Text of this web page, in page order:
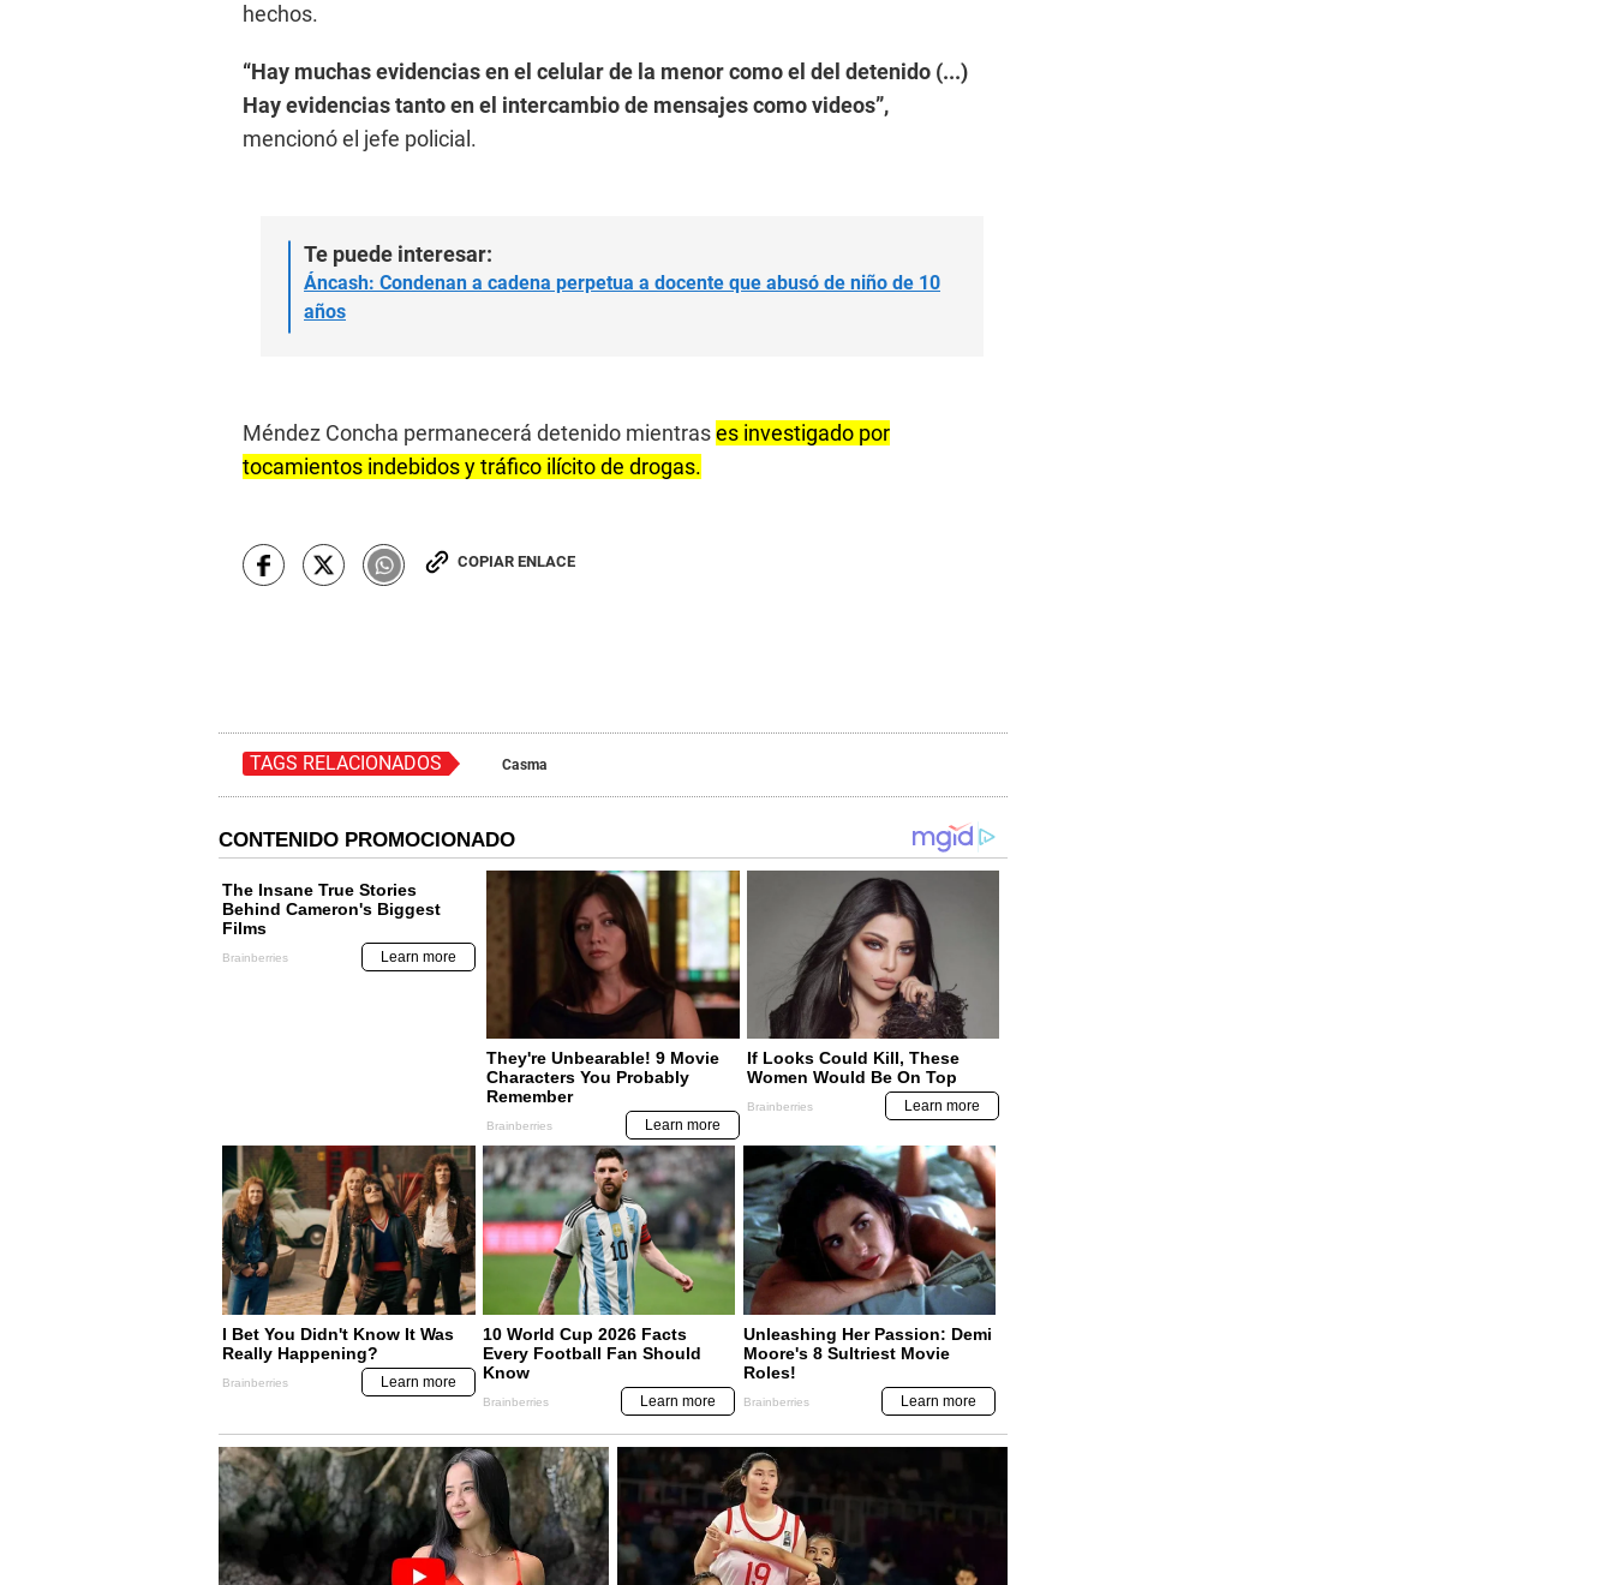
hechos.
“Hay muchas evidencias en el celular de la menor como el del detenido (...)
Hay evidencias tanto en el intercambio de mensajes como videos”,
mencionó el jefe policial.
Te puede interesar:
Áncash: Condenan a cadena perpetua a docente que abusó de niño de 10
años
Méndez Concha permanecerá detenido mientrases investigado por
tocamientos indebidos y tráfico ilícito de drogas.
COPIAR ENLACE
TAGS RELACIONADOS Casma